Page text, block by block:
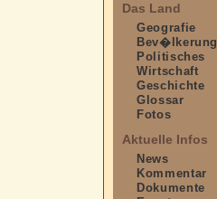
Das Land
Geografie
Bev�lkerung
Politisches
Wirtschaft
Geschichte
Glossar
Fotos
Aktuelle Infos
News
Kommentar
Dokumente